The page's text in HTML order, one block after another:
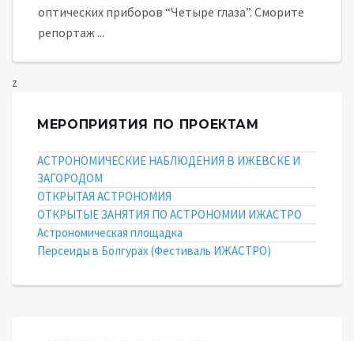
оптических приборов “Четыре глаза”. Сморите
репортаж ...
z
МЕРОПРИЯТИЯ ПО ПРОЕКТАМ
АСТРОНОМИЧЕСКИЕ НАБЛЮДЕНИЯ В ИЖЕВСКЕ И
ЗАГОРОДОМ
ОТКРЫТАЯ АСТРОНОМИЯ
ОТКРЫТЫЕ ЗАНЯТИЯ ПО АСТРОНОМИИ ИЖАСТРО
Астрономическая площадка
Персеиды в Болгурах (Фестиваль ИЖАСТРО)